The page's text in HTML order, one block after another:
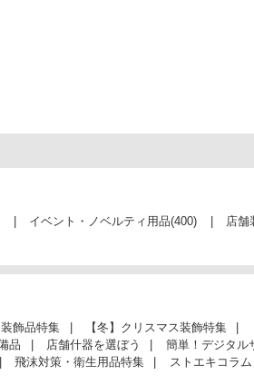
イベント・ノベルティ用品(400) 店舗
装飾品特集 【冬】クリスマス装飾特集
品 店舗什器を選ぼう
簡単！デジタル
飛沫対策・衛生用品特集 ストエキコラム